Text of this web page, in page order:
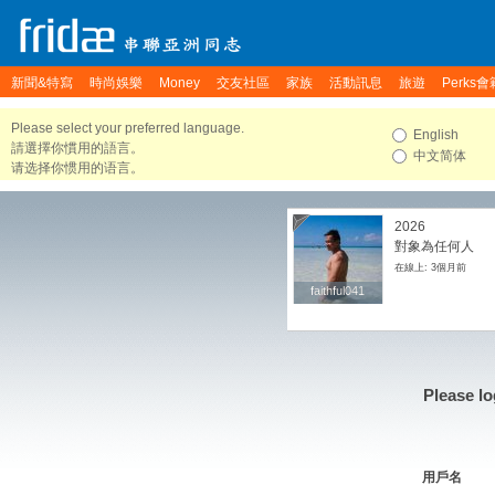
新聞&特寫 時尚娛樂 Money 交友社區 家族 活動訊息 旅遊 Perks會
Please select your preferred language.
請選擇你慣用的語言。
请选择你惯用的语言。
English
中文简体
faithful041
faithful041
2026
對象為任何人
在線上: 3個月前
Please
用戶名